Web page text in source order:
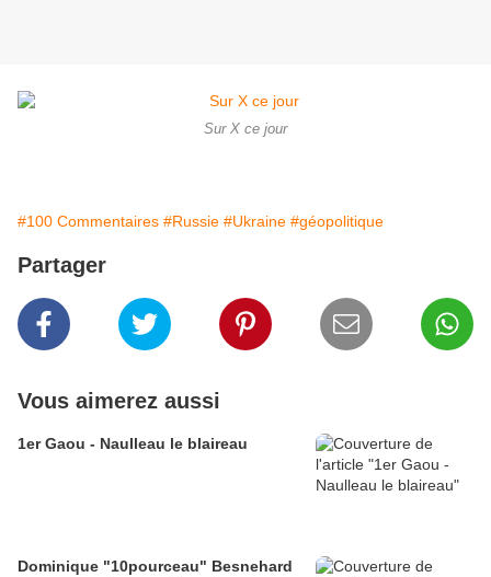
Sur X ce jour
#100 Commentaires #Russie #Ukraine #géopolitique
Partager
Vous aimerez aussi
1er Gaou - Naulleau le blaireau
Dominique "10pourceau" Besnehard